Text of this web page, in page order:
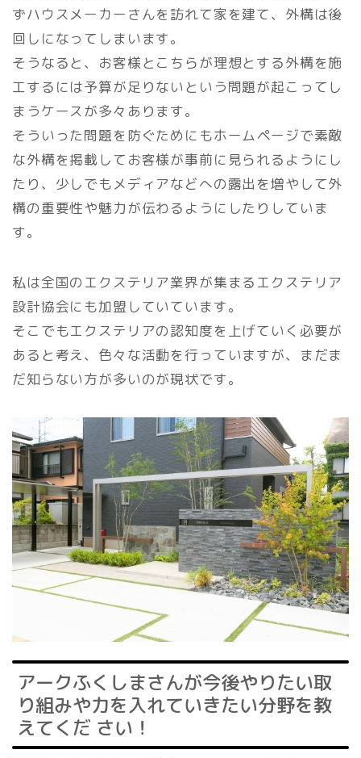
ずハウスメーカーさんを訪れて家を建て、外構は後
回しになってしまいます。
そうなると、お客様とこちらが理想とする外構を施
工するには予算が足りないという問題が起こってし
まうケースが多々あります。
そういった問題を防ぐためにもホームページで素敵
な外構を掲載してお客様が事前に見られるようにし
たり、少しでもメディアなどへの露出を増やして外
構の重要性や魅力が伝わるようにしたりしていま
す。
私は全国のエクステリア業界が集まるエクステリア
設計協会にも加盟していています。
そこでもエクステリアの認知度を上げていく必要が
あると考え、色々な活動を行っていますが、まだま
だ知らない方が多いのが現状です。
アークふくしまさんが今後やりたい取
り組みや力を入れていきたい分野を教
えてくだ さい！